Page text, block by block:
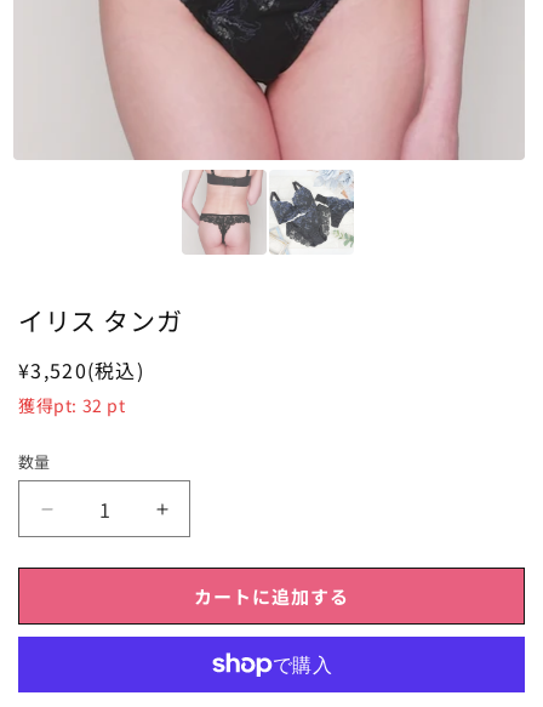
イリス タンガ
通
常
格
¥3,520(税込)
獲得pt: 32 pt
数量
ン
の
イ
ン
の
カートに追加する